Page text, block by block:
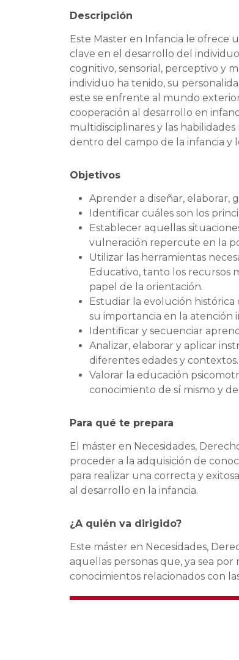
Descripción
Este Master en Infancia le ofrece
clave en el desarrollo del
cognitivo, sensorial, perceptivo y
individuo ha tenido, su
este se enfrente al mundo
cooperación al desarrollo en
multidisciplinares y las
dentro del campo de la infancia y
Objetivos
Aprender a diseñar, elaborar,
Identificar cuáles son los
Establecer aquellas
vulneración repercute en la
Utilizar las herramientas
Educativo, tanto los recursos
papel de la orientación.
Estudiar la evolución
su importancia en la atención
Identificar y secuenciar
Analizar, elaborar y aplicar
diferentes edades y contextos.
Valorar la educación
conocimiento de sí mismo y
Para qué te prepara
El máster en Necesidades,
proceder a la adquisición de
para realizar una correcta y
al desarrollo en la infancia.
¿A quién va dirigido?
Este máster en Necesidades,
aquellas personas que, ya sea
conocimientos relacionados con